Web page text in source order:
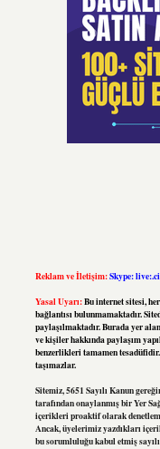
Reklam ve İletişim:Skype:
Yasal Uyarı:Bu internet sitesi,
bağlantısı bulunmamaktadır.
paylaşılmaktadır. Burada yer
ve kişiler hakkında paylaşım
benzerlikleri tamamen
taşımazlar.
Sitemiz, 5651 Sayılı Kanun
tarafından onaylanmış bir Yer
içerikleri proaktif olarak
Ancak, üyelerimiz yazdıkları
bu sorumluluğu kabul etmiş